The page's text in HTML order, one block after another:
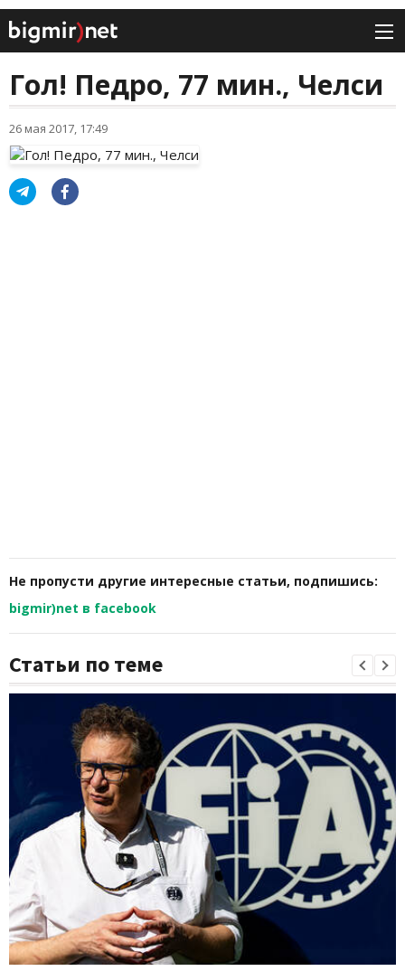
Гол! Педро, 77 мин., Челси
26 мая 2017, 17:49
Не пропусти другие интересные статьи, подпишись:
bigmir)net в facebook
Статьи по теме